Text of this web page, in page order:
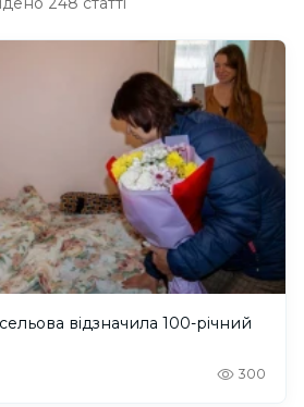
відзначила 100-річний
300